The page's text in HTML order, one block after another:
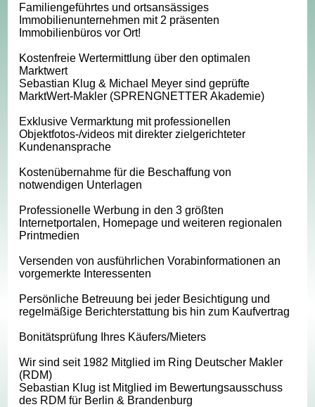
Familiengeführtes und ortsansässiges
Immobilienunternehmen mit 2 präsenten
Immobilienbüros vor Ort!
Kostenfreie Wertermittlung über den optimalen
Marktwert
Sebastian Klug & Michael Meyer sind geprüfte
MarktWert-Makler (SPRENGNETTER Akademie)
Exklusive Vermarktung mit professionellen
Objektfotos-/videos mit direkter zielgerichteter
Kundenansprache
Kostenübernahme für die Beschaffung von
notwendigen Unterlagen
Professionelle Werbung in den 3 größten
Internetportalen, Homepage und weiteren regionalen
Printmedien
Versenden von ausführlichen Vorabinformationen an
vorgemerkte Interessenten
Persönliche Betreuung bei jeder Besichtigung und
regelmäßige Berichterstattung bis hin zum Kaufvertrag
Bonitätsprüfung Ihres Käufers/Mieters
Wir sind seit 1982 Mitglied im Ring Deutscher Makler
(RDM)
Sebastian Klug ist Mitglied im Bewertungsausschuss
des RDM für Berlin & Brandenburg